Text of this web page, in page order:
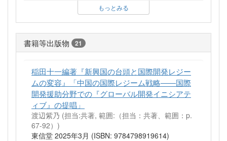
もっとみる
書籍等出版物 21
稲田十一編著『新興国の台頭と国際開発レジー
ムの変容』「中国の国際レジーム戦略――国際
開発援助分野での『グローバル開発イニシアテ
ィブ』の提唱」
渡辺紫乃 (担当:共著, 範囲:（担当：共著、範囲：p.
67-92）)
東信堂 2025年3月 (ISBN: 9784798919614)